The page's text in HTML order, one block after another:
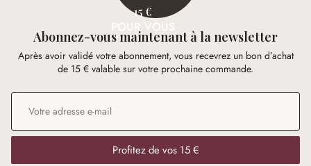
15 €
Abonnez-vous maintenant à la newsletter
Après avoir validé votre abonnement, vous recevrez un bon d’achat
de 15 € valable sur votre prochaine commande.
Adresse e-mail*
Profitez de vos 15 €